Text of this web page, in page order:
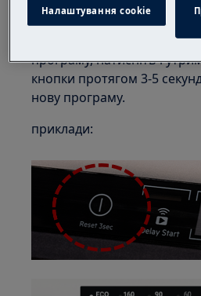
зворотного відліку чи
Щоб скасувати
програму, натисніть і
кнопки протягом 3-5
нову програму.
приклади:
Налаштування cookie